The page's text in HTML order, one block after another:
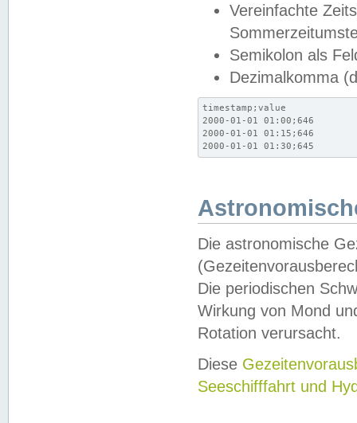
Vereinfachte
Semikolon als
Dezimalkomma
timestamp;value
2000-01-01 01:00;646
2000-01-01 01:15;646
2000-01-01 01:30;645
Die astronomische
Die periodischen
Wirkung von Mond
Rotation verursacht.
Diese
Seeschifffahrt und